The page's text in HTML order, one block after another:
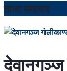
ताजा समाचार